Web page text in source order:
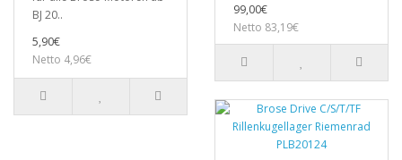
BJ 20..
5,90€
Netto 4,96€
99,00€
Netto 83,19€